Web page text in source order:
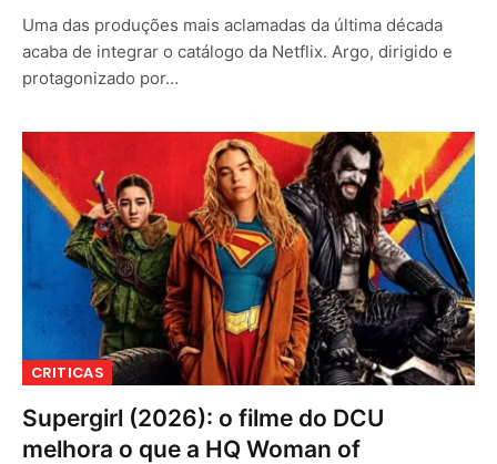
Uma das produções mais aclamadas da última década
acaba de integrar o catálogo da Netflix. Argo, dirigido e
protagonizado por…
CRITICAS
Supergirl (2026): o filme do DCU
melhora o que a HQ Woman of